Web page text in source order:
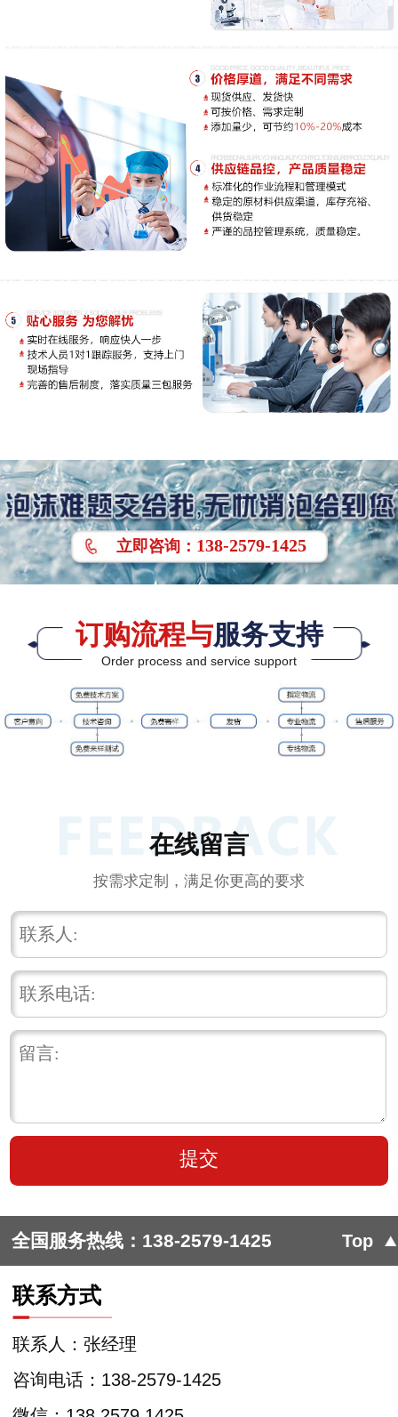
立即咨询 ： 138-2579-1425
订购流程与服务支持
Order process and service support
在线留言
按需求定制，满足你更高的要求
全国服务热线： 138-2579-1425 Top
联系方式
咨询电话：138-2579-1425
联系人：张经理